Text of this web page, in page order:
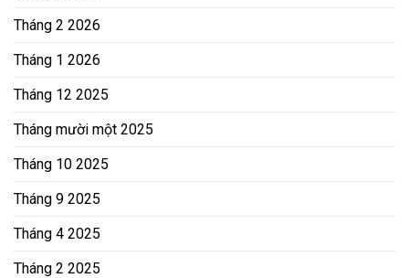
Tháng 2 2026
Tháng 1 2026
Tháng 12 2025
Tháng mười một 2025
Tháng 10 2025
Tháng 9 2025
Tháng 4 2025
Tháng 2 2025